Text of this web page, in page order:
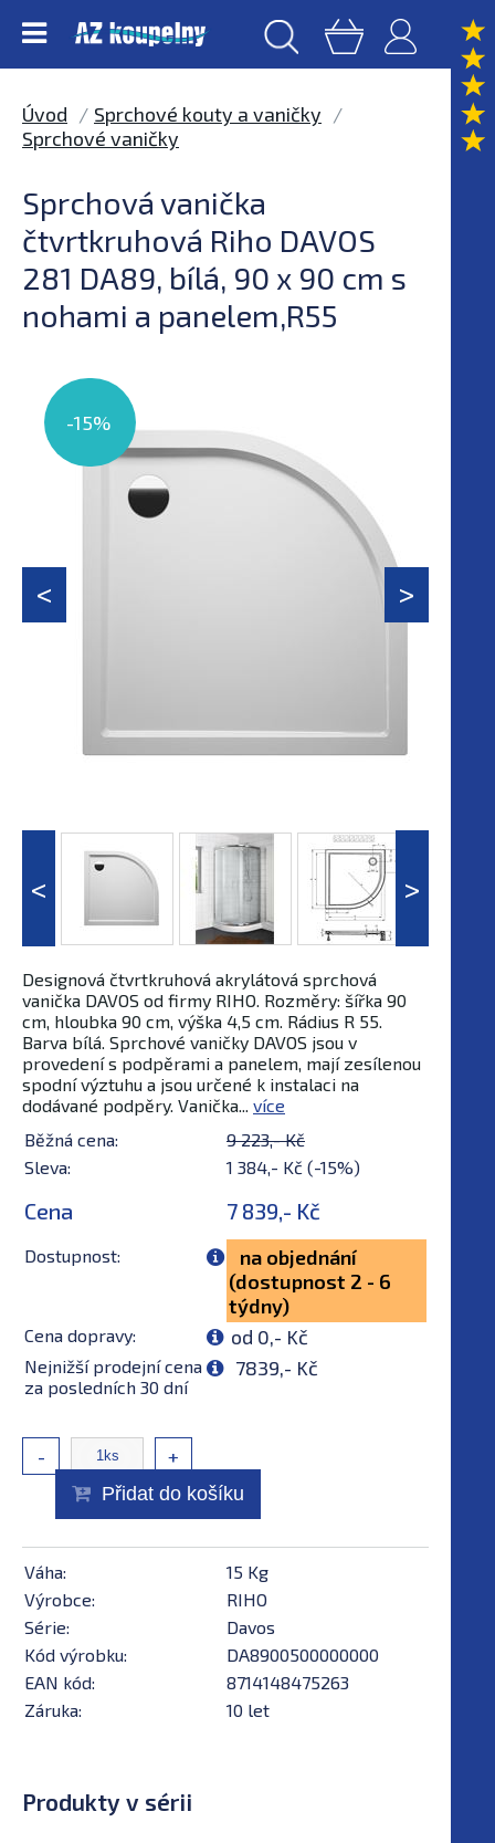
Úvod
Sprchové kouty a vaničky
Sprchové vaničky
Sprchová vanička
čtvrtkruhová Riho DAVOS
281 DA89, bílá, 90 x 90 cm s
nohami a panelem,R55
-15%
Designová čtvrtkruhová akrylátová sprchová
vanička DAVOS od firmy RIHO. Rozměry: šířka 90
cm, hloubka 90 cm, výška 4,5 cm. Rádius R 55.
Barva bílá. Sprchové vaničky DAVOS jsou v
provedení s podpěrami a panelem, mají zesílenou
spodní výztuhu a jsou určené k instalaci na
dodávané podpěry. Vanička... více
Běžná cena:
9 223,- Kč
Sleva:
1 384,- Kč (-15%)
Cena 7 839,- Kč
Dostupnost:
na objednání
(dostupnost 2 - 6
týdny)
Cena dopravy: od 0,- Kč
Nejnižší prodejní cena
za posledních 30 dní
7839,- Kč
- +
Přidat do košíku
Váha:
15 Kg
Výrobce:
RIHO
Série:
Davos
Kód výrobku:
DA8900500000000
EAN kód:
8714148475263
Záruka:
10 let
Produkty v sérii